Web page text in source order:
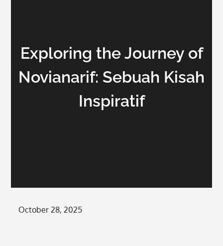
Exploring the Journey of
Novianarif: Sebuah Kisah
Inspiratif
Posted
October 28, 2025